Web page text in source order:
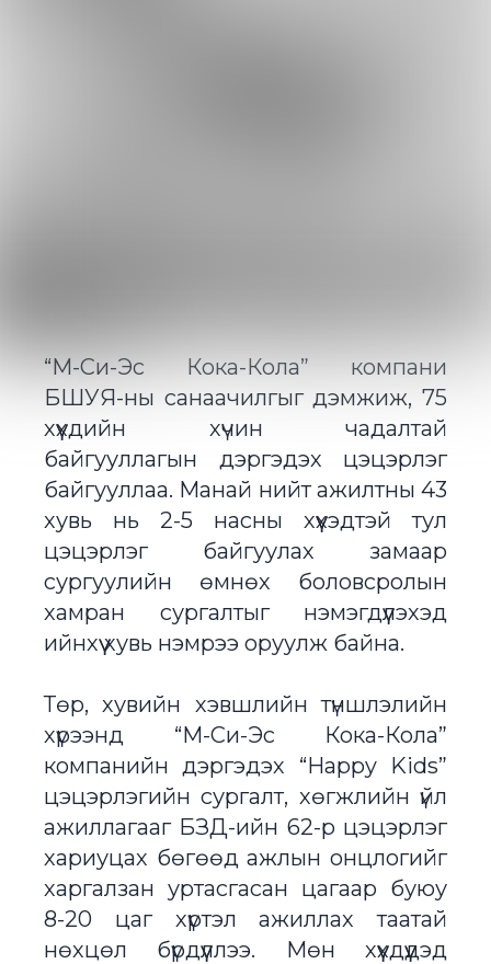
“М-Си-Эс Кока-Кола” компани
БШУЯ-ны санаачилгыг дэмжиж, 75
хүүхдийн хүчин чадалтай
байгууллагын дэргэдэх цэцэрлэг
байгууллаа. Манай нийт ажилтны 43
хувь нь 2-5 насны хүүхэдтэй тул
цэцэрлэг байгуулах замаар
сургуулийн өмнөх боловсролын
хамран сургалтыг нэмэгдүүлэхэд
ийнхүү хувь нэмрээ оруулж байна.
Төр, хувийн хэвшлийн түншлэлийн
хүрээнд “М-Си-Эс Кока-Кола”
компанийн дэргэдэх “Happy Kids”
цэцэрлэгийн сургалт, хөгжлийн үйл
ажиллагааг БЗД-ийн 62-р цэцэрлэг
хариуцах бөгөөд ажлын онцлогийг
харгалзан уртасгасан цагаар буюу
8-20 цаг хүртэл ажиллах таатай
нөхцөл бүрдүүллээ. Мөн хүүхдүүдэд